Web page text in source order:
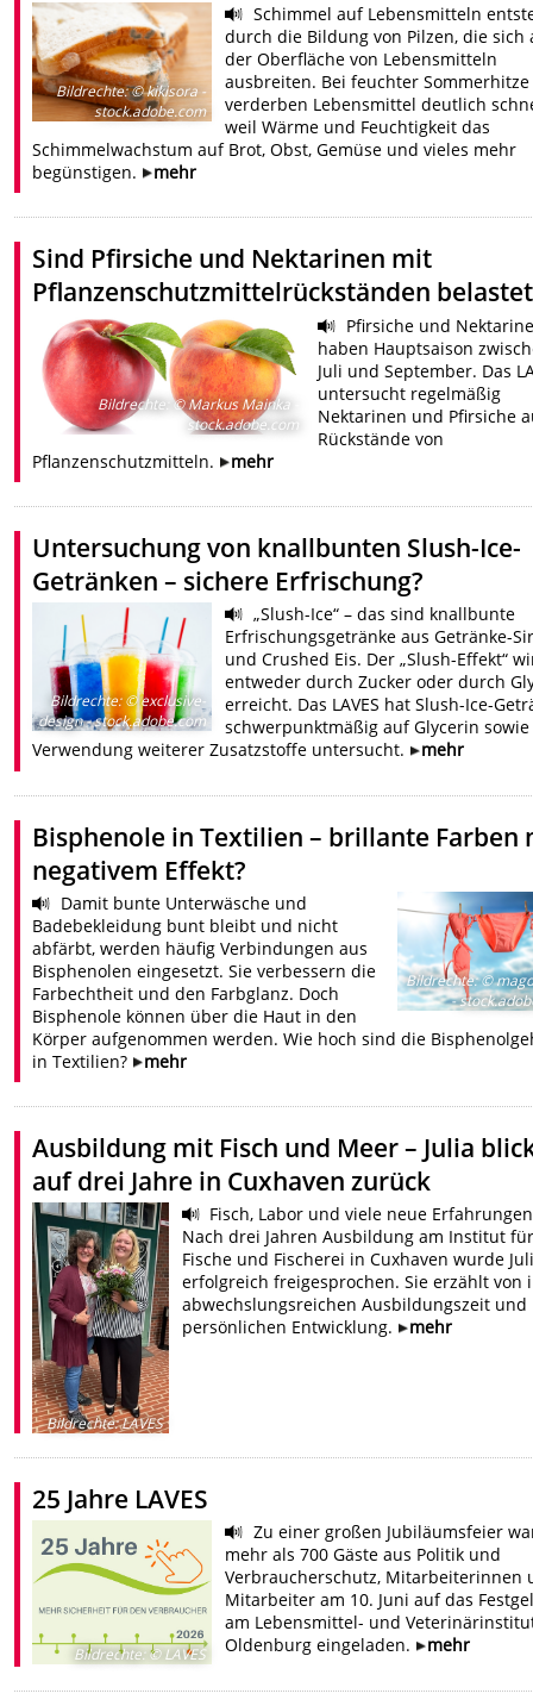
Bildrechte:© kikisora -
stock.adobe.com
Schimmel auf Lebensmitteln
durch die Bildung von Pilzen, die sich
der Oberfläche von Lebensmitteln
ausbreiten. Bei feuchter Sommerhitze
verderben Lebensmittel deutlich
weil Wärme und Feuchtigkeit das
Schimmelwachstum auf Brot, Obst, Gemüse und vieles mehr
begünstigen.
mehr
Sind Pfirsiche und Nektarinen mit
Pflanzenschutzmittelrückständen
Bildrechte: © Markus Mainka -
stock.adobe.com
Pfirsiche und
haben Hauptsaison
Juli und September. Das
untersucht regelmäßig
Nektarinen und Pfirsiche
Rückstände von
Pflanzenschutzmitteln.
mehr
Untersuchung von knallbunten Slush-Ice-
Getränken – sichere Erfrischung?
Bildrechte:© exclusive-
design - stock.adobe.com
„Slush-Ice“ – das sind knallbunte
Erfrischungsgetränke aus Getränke-
und Crushed Eis. Der „Slush-Effekt“
entweder durch Zucker oder durch
erreicht. Das LAVES hat Slush-Ice-
schwerpunktmäßig auf Glycerin
Verwendung weiterer Zusatzstoffe untersucht.
mehr
Bisphenole in Textilien – brillante Farben
negativem Effekt?
Bildrechte:©
-
Damit bunte Unterwäsche und
Badebekleidung bunt bleibt und nicht
abfärbt, werden häufig Verbindungen aus
Bisphenolen eingesetzt. Sie verbessern die
Farbechtheit und den Farbglanz. Doch
Bisphenole können über die Haut in den
Körper aufgenommen werden. Wie hoch sind die
in Textilien?
mehr
Ausbildung mit Fisch und Meer – Julia
auf drei Jahre in Cuxhaven zurück
Bildrechte:LAVES
Fisch, Labor und viele neue
Nach drei Jahren Ausbildung am Institut für
Fische und Fischerei in Cuxhaven wurde
erfolgreich freigesprochen. Sie erzählt von
abwechslungsreichen Ausbildungszeit
persönlichen Entwicklung.
mehr
25 Jahre LAVES
Bildrechte:© LAVES
Zu einer großen Jubiläumsfeier
mehr als 700 Gäste aus Politik und
Verbraucherschutz, Mitarbeiterinnen
Mitarbeiter am 10. Juni auf das
am Lebensmittel- und
Oldenburg eingeladen.
mehr